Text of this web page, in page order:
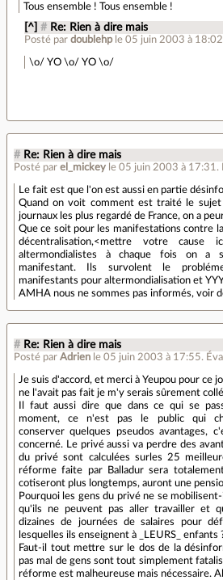
Tous ensemble ! Tous ensemble !
[^] # Re: Rien à dire mais
Posté par doublehp le 05 juin 2003 à 18:02
\o/ YO \o/ YO \o/
# Re: Rien à dire mais
Posté par el_mickey le 05 juin 2003 à 17:31.
Le fait est que l'on est aussi en partie
Quand on voit comment est traité le sujet
journaux les plus regardé de France, on a
Que ce soit pour les manifestations contre
décentralisation,<mettre votre
altermondialistes à chaque fois on a
manifestant. Ils survolent le
manifestants pour altermondialisation et
AMHA nous ne sommes pas informés, voir
# Re: Rien à dire mais
Posté par Adrien le 05 juin 2003 à 17:55.
Je suis d'accord, et merci à Yeupou pour ce
ne l'avait pas fait je m'y serais sûrement
Il faut aussi dire que dans ce qui se
moment, ce n'est pas le public qui
conserver quelques pseudos avantages,
concerné. Le privé aussi va perdre des
du privé sont calculées surles 25
réforme faite par Balladur sera
cotiseront plus longtemps, auront une
Pourquoi les gens du privé ne se
qu'ils ne peuvent pas aller travailler et
dizaines de journées de salaires pour
lesquelles ils enseignent à _LEURS_ enfants
Faut-il tout mettre sur le dos de la
pas mal de gens sont tout simplement
réforme est malheureuse mais nécessaire.